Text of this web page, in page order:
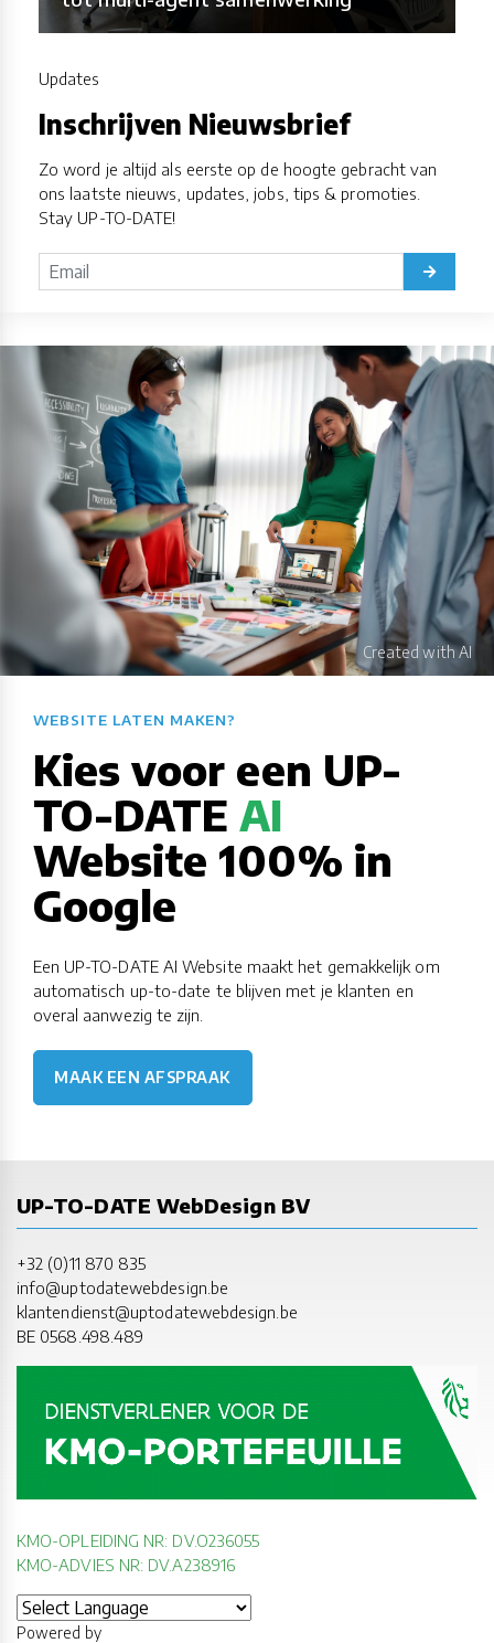
Updates
Inschrijven Nieuwsbrief
Zo word je altijd als eerste op de hoogte gebracht van
ons laatste nieuws, updates, jobs, tips & promoties.
Stay UP-TO-DATE!
WEBSITE LATEN MAKEN?​​​​​​​​​​​​​​
Kies voor een UP-
TO-DATEAI
Website 100% in
Google
Een UP-TO-DATE AI Website maakt het gemakkelijk om
automatisch up-to-date te blijven met je klanten en
overal aanwezig te zijn.
MAAK EEN AFSPRAAK
UP-TO-DATE WebDesign BV
+32 (0)11 870 835
info@uptodatewebdesign.be
klantendienst@uptodatewebdesign.be
BE 0568.498.489
KMO-OPLEIDING NR: DV.O236055
KMO-ADVIES NR: DV.A238916
Powered by